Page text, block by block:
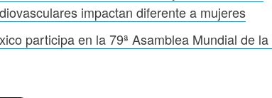
impactan diferente a mujeres
participa en la 79ª Asamblea Mundial de la